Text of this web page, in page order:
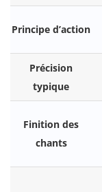
Principe d’action
Précision
typique
Finition des
chants